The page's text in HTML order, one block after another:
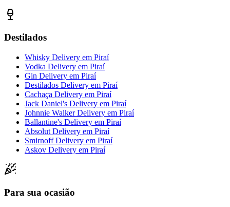
Destilados
Whisky Delivery em Piraí
Vodka Delivery em Piraí
Gin Delivery em Piraí
Destilados Delivery em Piraí
Cachaça Delivery em Piraí
Jack Daniel's Delivery em Piraí
Johnnie Walker Delivery em Piraí
Ballantine's Delivery em Piraí
Absolut Delivery em Piraí
Smirnoff Delivery em Piraí
Askov Delivery em Piraí
Para sua ocasião